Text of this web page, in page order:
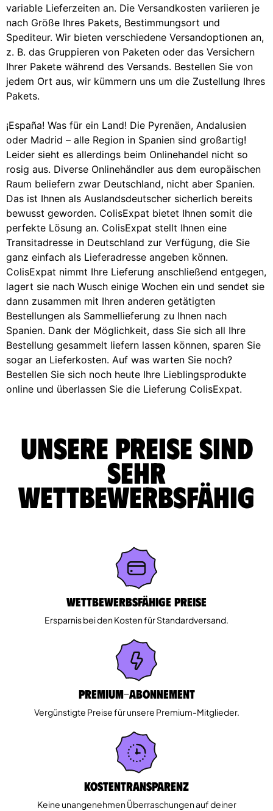
variable Lieferzeiten an. Die Versandkosten variieren je
nach Größe Ihres Pakets, Bestimmungsort und
Spediteur. Wir bieten verschiedene Versandoptionen an,
z. B. das Gruppieren von Paketen oder das Versichern
Ihrer Pakete während des Versands. Bestellen Sie von
jedem Ort aus, wir kümmern uns um die Zustellung Ihres
Pakets.
¡España! Was für ein Land! Die Pyrenäen, Andalusien
oder Madrid – alle Region in Spanien sind großartig!
Leider sieht es allerdings beim Onlinehandel nicht so
rosig aus. Diverse Onlinehändler aus dem europäischen
Raum beliefern zwar Deutschland, nicht aber Spanien.
Das ist Ihnen als Auslandsdeutscher sicherlich bereits
bewusst geworden. ColisExpat bietet Ihnen somit die
perfekte Lösung an. ColisExpat stellt Ihnen eine
Transitadresse in Deutschland zur Verfügung, die Sie
ganz einfach als Lieferadresse angeben können.
ColisExpat nimmt Ihre Lieferung anschließend entgegen,
lagert sie nach Wusch einige Wochen ein und sendet sie
dann zusammen mit Ihren anderen getätigten
Bestellungen als Sammellieferung zu Ihnen nach
Spanien. Dank der Möglichkeit, dass Sie sich all Ihre
Bestellung gesammelt liefern lassen können, sparen Sie
sogar an Lieferkosten. Auf was warten Sie noch?
Bestellen Sie sich noch heute Ihre Lieblingsprodukte
online und überlassen Sie die Lieferung ColisExpat.
Unsere Preise sind
sehr
wettbewerbsfähig
Wettbewerbsfähige Preise
Ersparnis bei den Kosten für Standardversand.
Premium-Abonnement
Vergünstigte Preise für unsere Premium-Mitglieder.
Kostentransparenz
Keine unangenehmen Überraschungen auf deiner